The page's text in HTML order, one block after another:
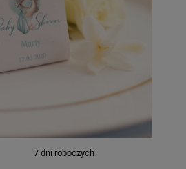
7 dni roboczych